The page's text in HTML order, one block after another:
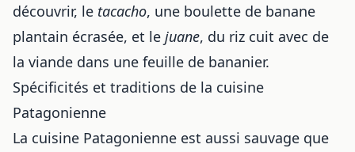
découvrir, le tacacho, une boulette de banane
plantain écrasée, et le juane, du riz cuit avec de
la viande dans une feuille de bananier.
Spécificités et traditions de la cuisine
Patagonienne
La cuisine Patagonienne est aussi sauvage que